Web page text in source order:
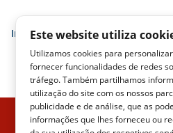
Este website utiliza
Utilizamos cookies para
fornecer funcionalidades de redes
tráfego. Também partilhamos
utilização do site com os nossos
publicidade e de análise, que as
informações que lhes forneceu ou
início Cagliari Selargius
ITALO EM TEMPO REAL